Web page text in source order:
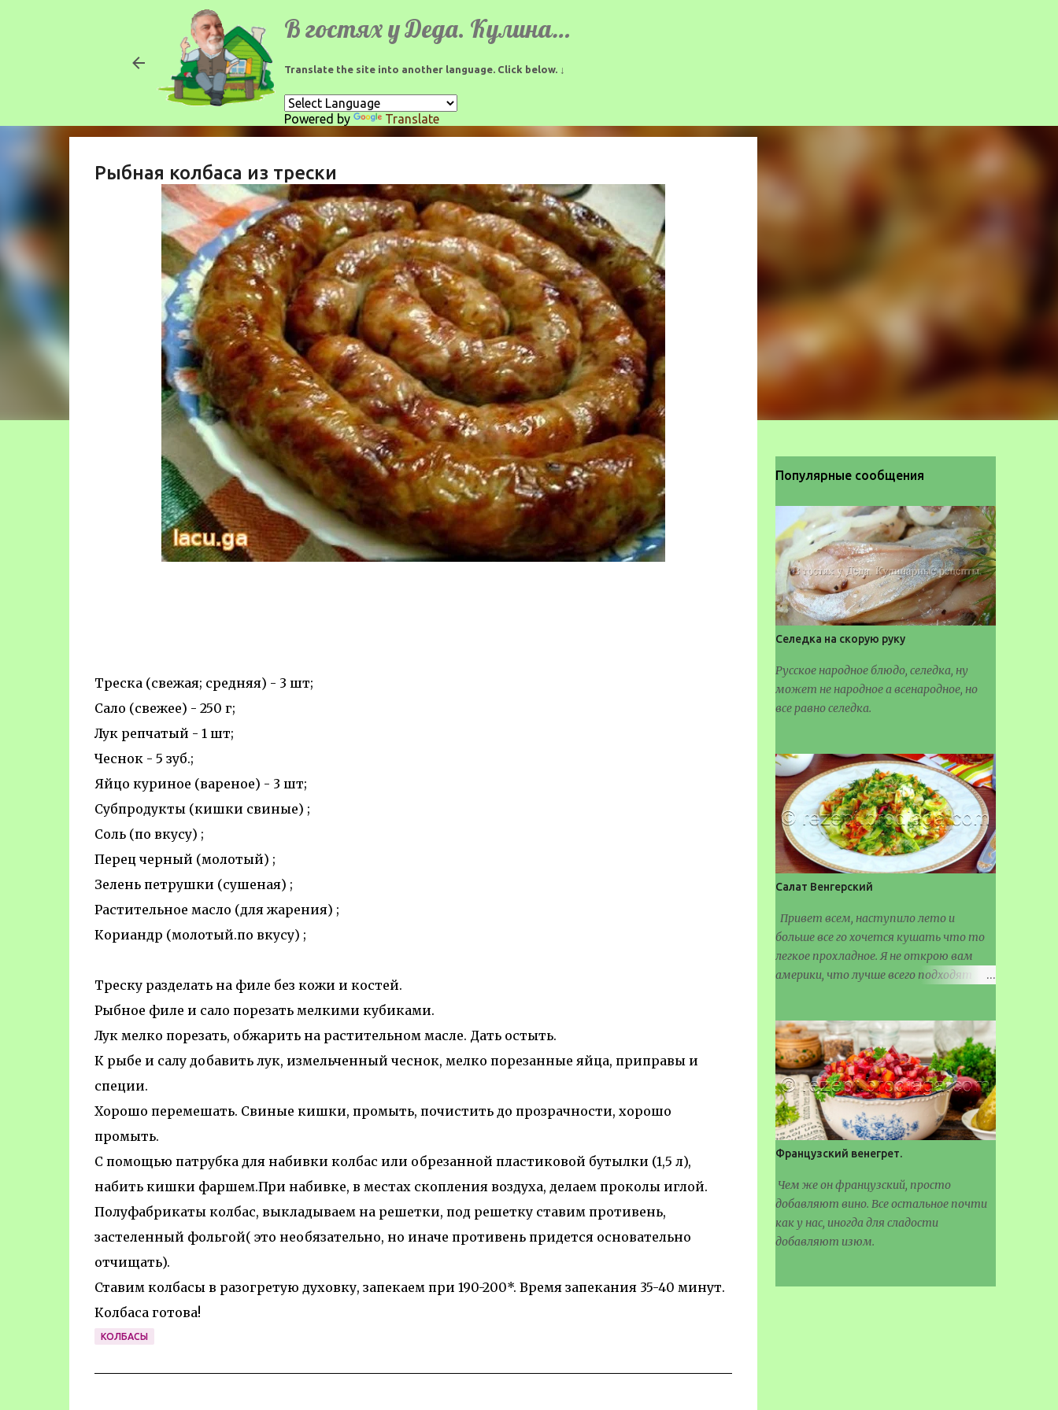
К основному контенту
В гостях у Деда. Кулинарные рецепты.
Translate the site into another language. Click below. ↓
Powered by Translate
Рыбная колбаса из трески
Треска (свежая; средняя) - 3 шт;
Сало (свежее) - 250 г;
Лук репчатый - 1 шт;
Чеснок - 5 зуб.;
Яйцо куриное (вареное) - 3 шт;
Субпродукты (кишки свиные) ;
Соль (по вкусу) ;
Перец черный (молотый) ;
Зелень петрушки (сушеная) ;
Растительное масло (для жарения) ;
Кориандр (молотый.по вкусу) ;
Треску разделать на филе без кожи и костей.
Рыбное филе и сало порезать мелкими кубиками.
Лук мелко порезать, обжарить на растительном масле. Дать остыть.
К рыбе и салу добавить лук, измельченный чеснок, мелко порезанные яйца, приправы и
специи.
Хорошо перемешать. Свиные кишки, промыть, почистить до прозрачности, хорошо
промыть.
С помощью патрубка для набивки колбас или обрезанной пластиковой бутылки (1,5 л),
набить кишки фаршем.При набивке, в местах скопления воздуха, делаем проколы иглой.
Полуфабрикаты колбас, выкладываем на решетки, под решетку ставим противень,
застеленный фольгой( это необязательно, но иначе противень придется основательно
отчищать).
Ставим колбасы в разогретую духовку, запекаем при 190-200*. Время запекания 35-40 минут.
Колбаса готова!
КОЛБАСЫ
Популярные сообщения
Селедка на скорую руку
Русское народное блюдо, селедка, ну
может не народное а всенародное, но
все равно селедка.
Салат Венгерский
Привет всем, наступило лето и
больше все го хочется кушать что то
легкое прохладное. Я не открою вам
америки, что лучше всего подходят
Французский венегрет.
Чем же он французский, просто
добавляют вино. Все остальное почти
как у нас, иногда для сладости
добавляют изюм.